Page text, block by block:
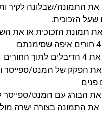
את התמונה/שבלונה לקיר
שעל הזכוכית.
את תמונת הזכוכית או את
החורים
את הפקק של המנט/ספייסר
פנים
הבורג עם המנט/ספייסר ל-4
את התמונה בצורה ישרה